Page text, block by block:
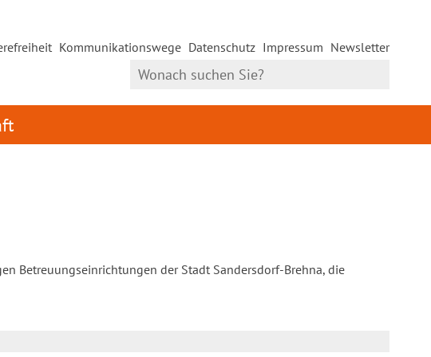
Kommunikationswege Datenschutz Impressum Newsletter
Betreuungseinrichtungen der Stadt Sandersdorf-Brehna, die